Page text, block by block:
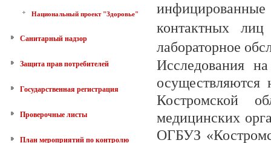
Национальный проект "Здоровье"
Санитарный надзор
Защита прав потребителей
Государственная регистрация
Проверочные листы
План мероприятий по контролю
контактных
лабораторное
Исследования
Костромской
медицинских
ОГБУЗ